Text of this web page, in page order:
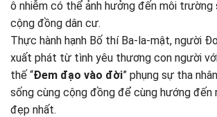
ô nhiễm có thể ảnh hưởng đến môi trường
cộng đồng dân cư.
Thực hành hạnh Bố thí Ba-la-mật, người
xuất phát từ tình yêu thương con người
thế “Đem đạo vào đời” phụng sự tha
sống cùng cộng đồng để cùng hướng
đẹp nhất.